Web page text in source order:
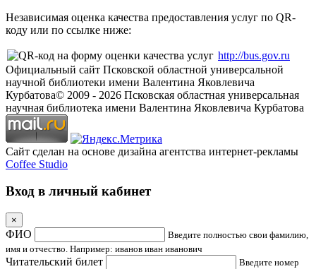
Независимая оценка качества предоставления услуг по QR-
коду или по ссылке ниже:
http://bus.gov.ru
Официальный сайт Псковской областной универсальной
научной библиотеки имени Валентина Яковлевича
Курбатова© 2009 - 2026 Псковская областная универсальная
научная библиотека имени Валентина Яковлевича Курбатова
Сайт сделан на основе дизайна агентства интернет-рекламы
Coffee Studio
Вход в личный кабинет
×
ФИО
Введите полностью свои фамилию,
имя и отчество. Например: иванов иван иванович
Читательский билет
Введите номер